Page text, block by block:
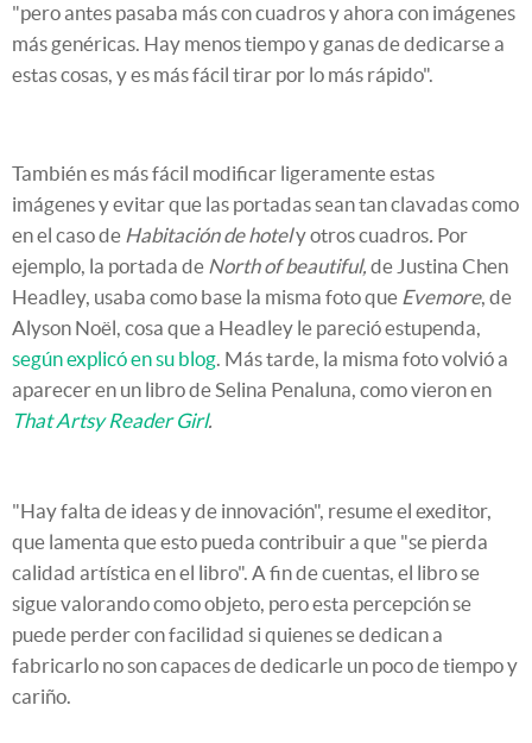
"pero antes pasaba más con cuadros y ahora con imágenes
más genéricas. Hay menos tiempo y ganas de dedicarse a
estas cosas, y es más fácil tirar por lo más rápido".
También es más fácil modificar ligeramente estas
imágenes y evitar que las portadas sean tan clavadas como
en el caso de Habitación de hotely otros cuadros. Por
ejemplo, la portada de North of beautiful, de Justina Chen
Headley, usaba como base la misma foto que Evemore, de
Alyson Noël, cosa que a Headley le pareció estupenda,
según explicó en su blog. Más tarde, la misma foto volvió a
aparecer en un libro de Selina Penaluna, como vieron en
That Artsy Reader Girl.
"Hay falta de ideas y de innovación", resume el exeditor,
que lamenta que esto pueda contribuir a que "se pierda
calidad artística en el libro". A fin de cuentas, el libro se
sigue valorando como objeto, pero esta percepción se
puede perder con facilidad si quienes se dedican a
fabricarlo no son capaces de dedicarle un poco de tiempo y
cariño.